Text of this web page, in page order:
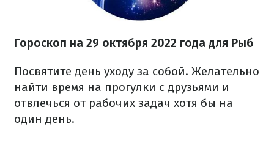
Гороскоп на 29 октября 2022 года для Рыб
Посвятите день уходу за собой. Желательно
найти время на прогулки с друзьями и
отвлечься от рабочих задач хотя бы на
один день.